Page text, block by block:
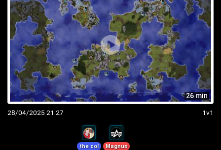
26 min
28/04/2025 21:27 1v1
the col Magnus